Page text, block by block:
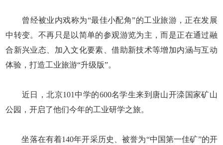
曾经被业内戏称为“最佳小配角”的工业旅游，正在发展
中转变。不再只是以简单的参观游览为主，而是正在通过融
合新兴业态、加入文化要素、借助新技术等增加内涵与互动
体验，打造工业旅游“升级版”。
近日，北京101中学的600名学生来到唐山开滦国家矿山
公园，开启了他们今年的工业研学之旅。
坐落在有着140年开采历史、被誉为“中国第一佳矿”的开